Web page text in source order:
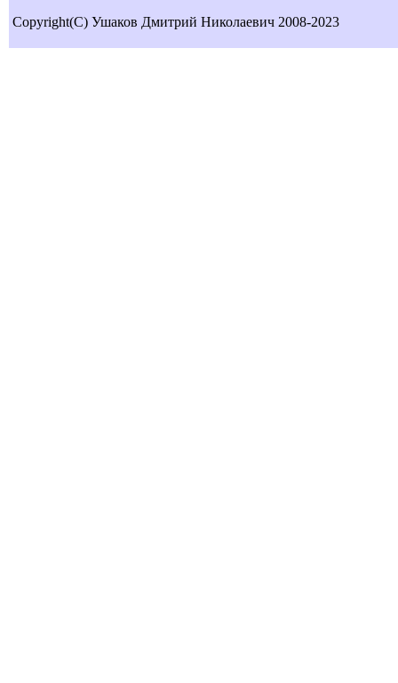
Copyright(C) Ушаков Дмитрий Николаевич 2008-2023